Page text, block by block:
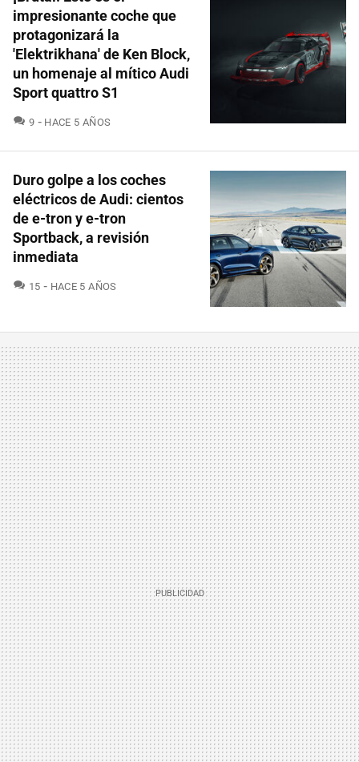
impresionante coche que
protagonizará la
'Elektrikhana' de Ken Block,
un homenaje al mítico Audi
Sport quattro S1
9 COMENTARIOS
HACE 5 AÑOS
Duro golpe a los coches
eléctricos de Audi: cientos
de e-tron y e-tron
Sportback, a revisión
inmediata
15 COMENTARIOS
HACE 5 AÑOS